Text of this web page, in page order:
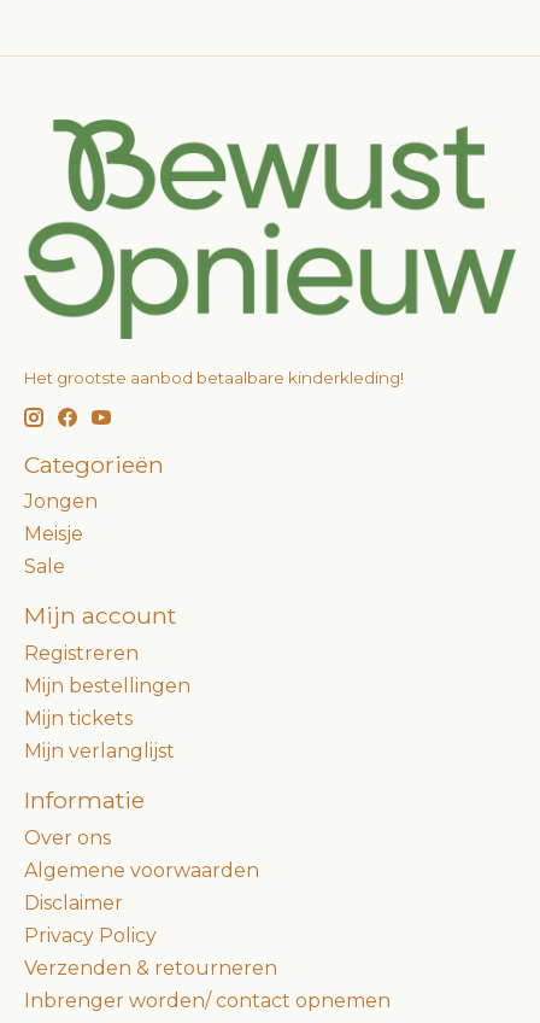
Het grootste aanbod betaalbare kinderkleding!
Categorieën
Jongen
Meisje
Sale
Mijn account
Registreren
Mijn bestellingen
Mijn tickets
Mijn verlanglijst
Informatie
Over ons
Algemene voorwaarden
Disclaimer
Privacy Policy
Verzenden & retourneren
Inbrenger worden/ contact opnemen